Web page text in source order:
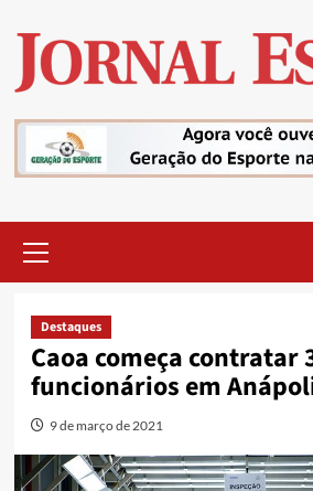
content
Menu
Destaques
Caoa começa contratar
funcionários em
9 de março de 2021